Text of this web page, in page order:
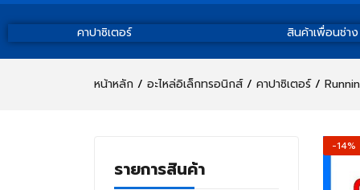
คาปาซิเตอร์ สินค้าเพื่อนช่าง
หน้าหลัก อะไหล่อิเล็กทรอนิกส์ คาปาซิเตอร์
รายการสินค้า
-14%